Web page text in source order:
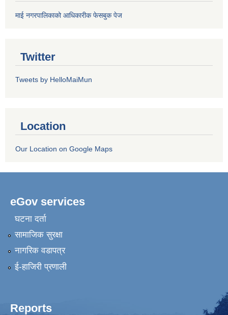
माई नगरपालिकाको आधिकारीक फेसबुक पेज
Twitter
Tweets by HelloMaiMun
Location
Our Location on Google Maps
eGov services
घटना दर्ता
सामाजिक सुरक्षा
नागरिक वडापत्र
ई-हाजिरी प्रणाली
Reports